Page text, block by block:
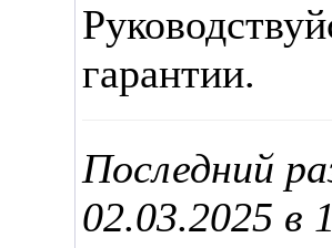
гарантии.
Последний
02.03.2025 в